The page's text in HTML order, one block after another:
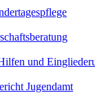
und
Jugendamt